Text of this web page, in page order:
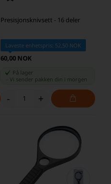
Presisjonsknivsett - 16 deler
Laveste enhetspris: 52,50 NOK
60,00 NOK
På lager
Vi sender pakken din i morgen
- +